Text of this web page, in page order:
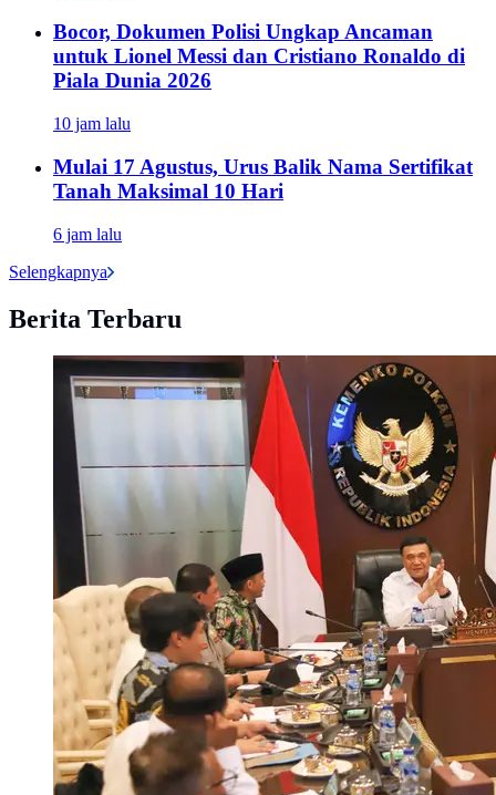
Bocor, Dokumen Polisi Ungkap Ancaman
untuk Lionel Messi dan Cristiano Ronaldo di
Piala Dunia 2026
10 jam lalu
Mulai 17 Agustus, Urus Balik Nama Sertifikat
Tanah Maksimal 10 Hari
6 jam lalu
Selengkapnya
Berita Terbaru